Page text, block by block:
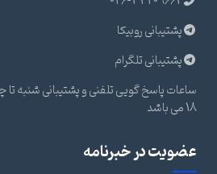
پشتیبانی روبیکا
پشتیبانی تلگرام
18 می باشد
عضویت در خبرنامه